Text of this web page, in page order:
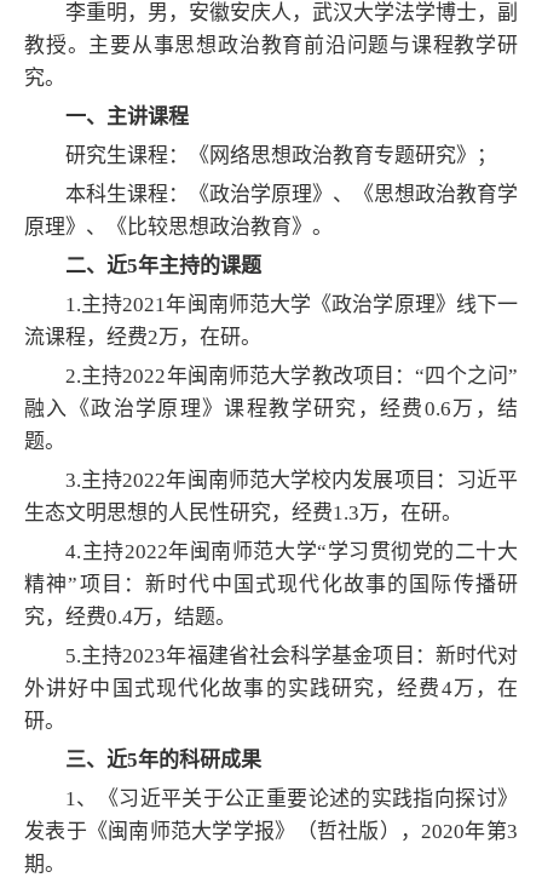
李重明，男，安徽安庆人，武汉大学法学博士，副
教授。主要从事思想政治教育前沿问题与课程教学研
究。
一、主讲课程
研究生课程：《网络思想政治教育专题研究》；
本科生课程：《政治学原理》、《思想政治教育学
原理》、《比较思想政治教育》。
二、 近5年主持的课题
1.主持2021年闽南师范大学《政治学原理》线下一
流课程，经费2万，在研。
2.主持2022年闽南师范大学教改项目：“四个之问”
融入《政治学原理》课程教学研究，经费0.6万，结
题。
3.主持2022年闽南师范大学校内发展项目：习近平
生态文明思想的人民性研究，经费1.3万，在研。
4.主持2022年闽南师范大学“学习贯彻党的二十大
精神”项目：新时代中国式现代化故事的国际传播研
究，经费0.4万，结题。
5.主持2023年福建省社会科学基金项目：新时代对
外讲好中国式现代化故事的实践研究，经费4万，在
研。
三、近5年的科研成果
1、《习近平关于公正重要论述的实践指向探讨》
发表于《闽南师范大学学报》（哲社版），2020年第3
期。